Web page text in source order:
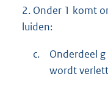
2. Onder 1 komt
luiden:
c.
Onderdeel
wordt